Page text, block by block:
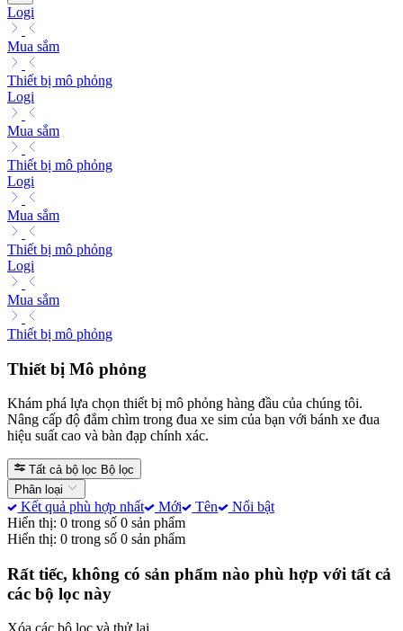
Logi
Mua sắm
Thiết bị mô phỏng
Logi
Mua sắm
Thiết bị mô phỏng
Logi
Mua sắm
Thiết bị mô phỏng
Logi
Mua sắm
Thiết bị mô phỏng
Thiết bị Mô phỏng
Khám phá lựa chọn thiết bị mô phỏng hàng đầu của chúng tôi.
Nâng cấp độ đắm chìm trong đua xe sim của bạn với bánh xe đua
hiệu suất cao và bàn đạp chính xác.
Tất cả bộ lọc Bộ lọc
Phân loại
Kết quả phù hợp nhất Mới Tên
Nổi bật
Hiển thị: 0 trong số 0 sản phẩm
Hiển thị: 0 trong số 0 sản phẩm
Rất tiếc, không có sản phẩm nào phù hợp với tất cả
các bộ lọc này